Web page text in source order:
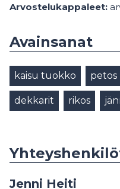
Arvostelukappaleet:
Avainsanat
kaisu tuokko petos
dekkarit rikos
Jenni Heiti